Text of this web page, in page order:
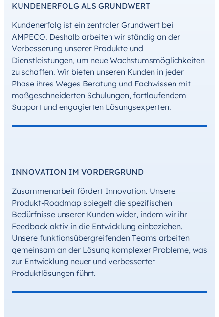
KUNDENERFOLG ALS GRUNDWERT
Kundenerfolg ist ein zentraler Grundwert bei
AMPECO. Deshalb arbeiten wir ständig an der
Verbesserung unserer Produkte und
Dienstleistungen, um neue Wachstumsmöglichkeiten
zu schaffen. Wir bieten unseren Kunden in jeder
Phase ihres Weges Beratung und Fachwissen mit
maßgeschneiderten Schulungen, fortlaufendem
Support und engagierten Lösungsexperten.
INNOVATION IM VORDERGRUND
Zusammenarbeit fördert Innovation. Unsere
Produkt-Roadmap spiegelt die spezifischen
Bedürfnisse unserer Kunden wider, indem wir ihr
Feedback aktiv in die Entwicklung einbeziehen.
Unsere funktionsübergreifenden Teams arbeiten
gemeinsam an der Lösung komplexer Probleme, was
zur Entwicklung neuer und verbesserter
Produktlösungen führt.